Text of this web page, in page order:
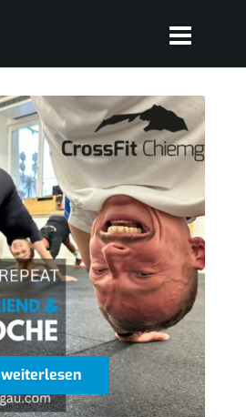
weiterlesen